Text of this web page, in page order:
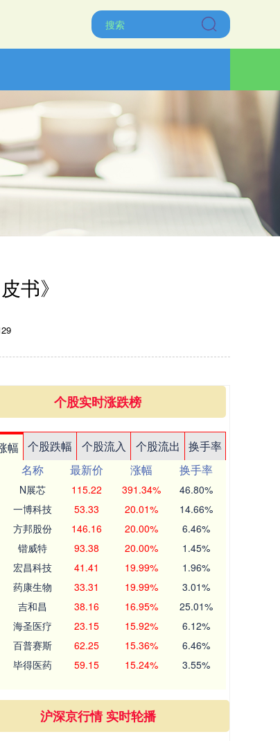
书》
个股实时涨跌榜
幅 个股跌幅 个股流入 个股流出
换手率
名称 最新价 涨幅
换手率
N展芯 115.22 391.34% 46.80%
一博科技 53.33 20.01% 14.66%
方邦股份 146.16 20.00% 6.46%
锴威特 93.38 20.00% 1.45%
宏昌科技 41.41 19.99% 1.96%
药康生物 33.31 19.99% 3.01%
吉和昌 38.16 16.95% 25.01%
海圣医疗 23.15 15.92% 6.12%
百普赛斯 62.25 15.36% 6.46%
毕得医药 59.15 15.24% 3.55%
沪深京行情 实时轮播